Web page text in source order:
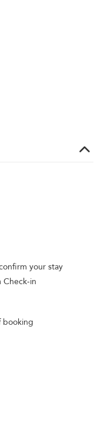
your stay
Check-in
booking